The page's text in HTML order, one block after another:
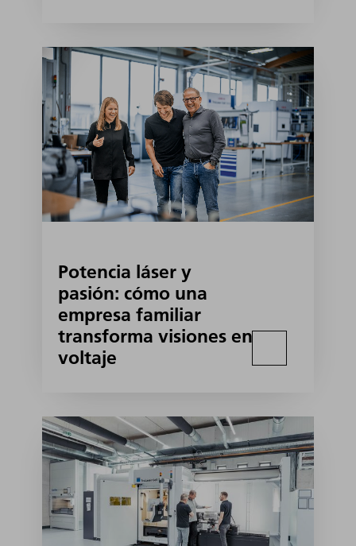
Potencia láser y
pasión: cómo una
empresa familiar
transforma visiones en
voltaje